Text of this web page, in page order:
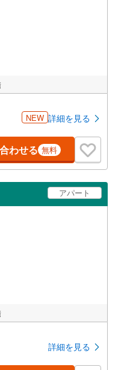
NEW 詳細を見る
わせる 無料
アパート
詳細を見る